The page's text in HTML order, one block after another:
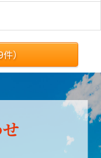
件）